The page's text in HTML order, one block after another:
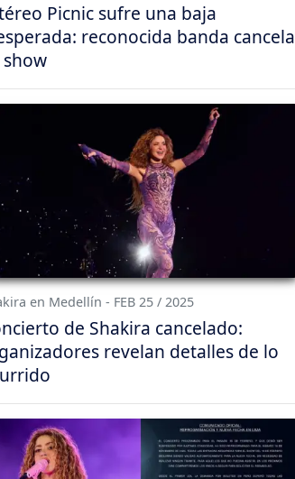
Picnic sufre una baja
reconocida banda cancela
show
en Medellín - FEB 25 / 2025
de Shakira cancelado:
revelan detalles de lo